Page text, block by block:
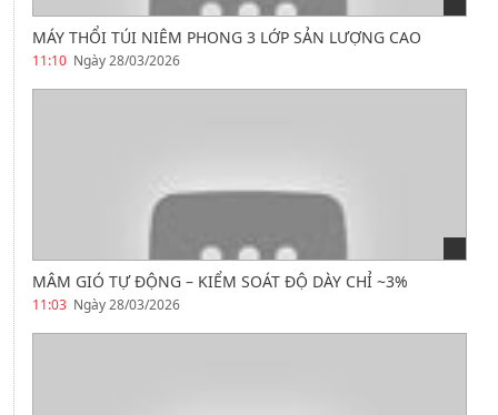
MÁY THỔI TÚI NIÊM PHONG 3 LỚP SẢN LƯỢNG CAO
11:10 Ngày 28/03/2026
MÂM GIÓ TỰ ĐỘNG – KIỂM SOÁT ĐỘ DÀY CHỈ ~3%
11:03 Ngày 28/03/2026